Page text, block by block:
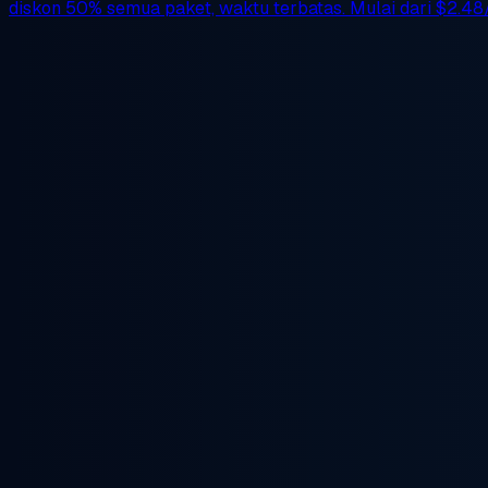
diskon 50% semua paket, waktu terbatas. Mulai dari